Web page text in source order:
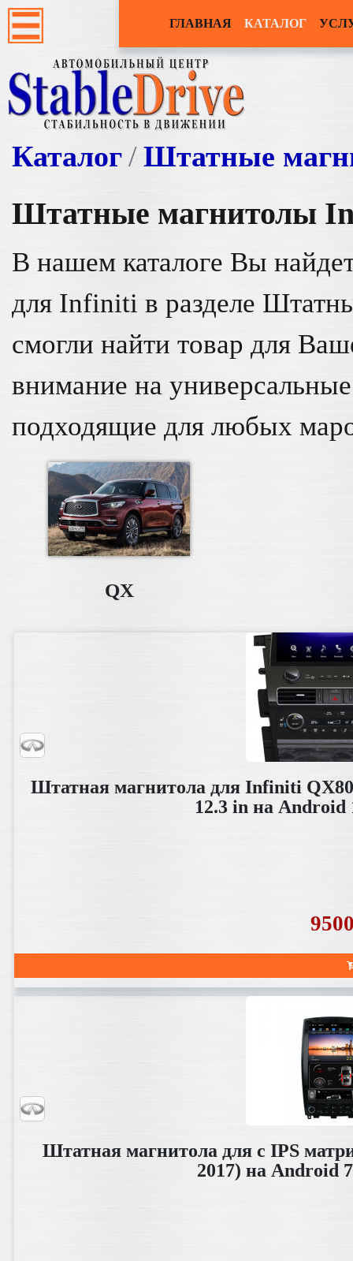
ГЛАВНАЯ КАТАЛОГ
Каталог Штатные
Штатные магнитолы
В нашем каталоге Вы
для Infiniti в разделе
смогли найти товар для
внимание на
подходящие для любых
QX
Штатная магнитола для Infiniti
12.3 in на Android
Штатная магнитола для с IPS
2017) на Android